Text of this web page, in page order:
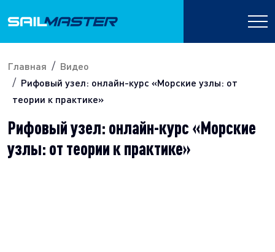
Главная
Видео
Рифовый узел: онлайн-курс «Морские узлы: от
теории к практике»
Рифовый узел: онлайн-курс «Морские
узлы: от теории к практике»